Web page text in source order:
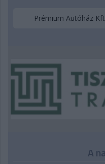
Prémium Autóház
A